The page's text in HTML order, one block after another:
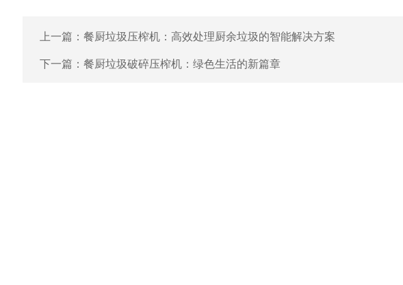
上一篇： 餐厨垃圾压榨机：高效处理厨余垃圾的智能解决方案
下一篇： 餐厨垃圾破碎压榨机：绿色生活的新篇章